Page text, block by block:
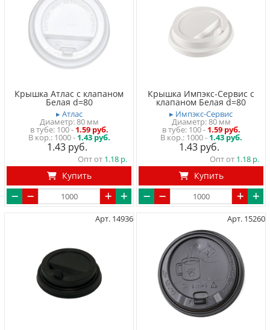
Крышка Атлас с клапаном
Белая d=80
▸ Атлас
Диаметр: 80 мм
в тубе 100- 1.59 руб.
1000 - 1.43 руб.
1.43
Опт от 1.18
Купить
Крышка Импэкс-Сервис с
клапаном Белая d=80
▸ Импэкс-Сервис
Диаметр: 80 мм
в тубе 100- 1.59 руб.
1000 - 1.43 руб.
1.43
Опт от 1.18
Купить
Арт. 14936 Арт. 15260